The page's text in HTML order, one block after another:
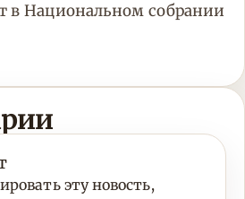
в Национальном собрании
эту новость,